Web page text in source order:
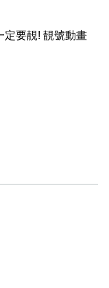
定要靚! 靚號動畫